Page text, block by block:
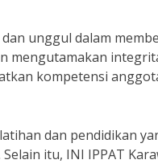
unggul dalam
mengutamakan
kompetensi
dan pendidikan
itu, INI IPPAT